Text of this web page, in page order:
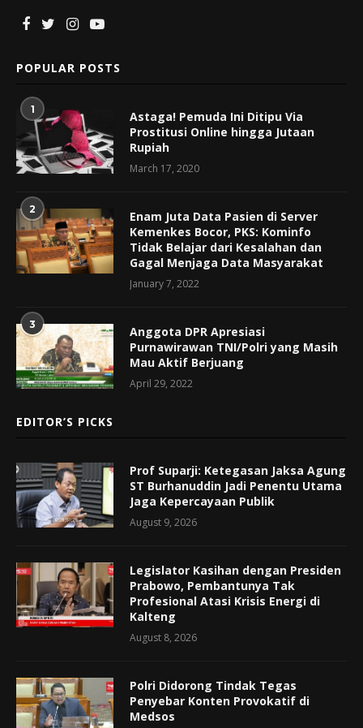
POPULAR POSTS
1
Astaga! Pemuda Ini Ditipu Via
Prostitusi Online hingga Jutaan
Rupiah
March 17, 2020
2
Enam Juta Data Pasien di Server
Kemenkes Bocor, PKS: Kominfo
Tidak Belajar dari Kesalahan dan
Gagal Menjaga Data Masyarakat
January 7, 2022
3
Anggota DPR Apresiasi
Purnawirawan TNI/Polri yang Masih
Mau Aktif Berjuang
April 29, 2022
EDITOR’S PICKS
Prof Suparji: Ketegasan Jaksa Agung
ST Burhanuddin Jadi Penentu Utama
Jaga Kepercayaan Publik
August 9, 2026
Legislator Kasihan dengan Presiden
Prabowo, Pembantunya Tak
Profesional Atasi Krisis Energi di
Kalteng
August 8, 2026
Polri Didorong Tindak Tegas
Penyebar Konten Provokatif di
Medsos